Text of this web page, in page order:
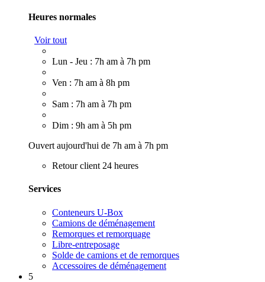
Heures normales
Voir tout
Lun - Jeu : 7h am à 7h pm
Ven : 7h am à 8h pm
Sam : 7h am à 7h pm
Dim : 9h am à 5h pm
Ouvert aujourd'hui de 7h am à 7h pm
Retour client 24 heures
Services
Conteneurs U-Box
Camions de déménagement
Remorques et remorquage
Libre-entreposage
Solde de camions et de remorques
Accessoires de déménagement
5